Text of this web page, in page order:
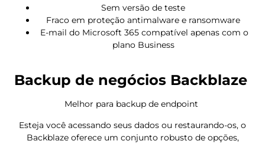
Sem versão de teste
Fraco em proteção antimalware e ransomware
E-mail do Microsoft 365 compatível apenas com o
plano Business
Backup de negócios Backblaze
Melhor para backup de endpoint
Esteja você acessando seus dados ou restaurando-os, o
Backblaze oferece um conjunto robusto de opções,